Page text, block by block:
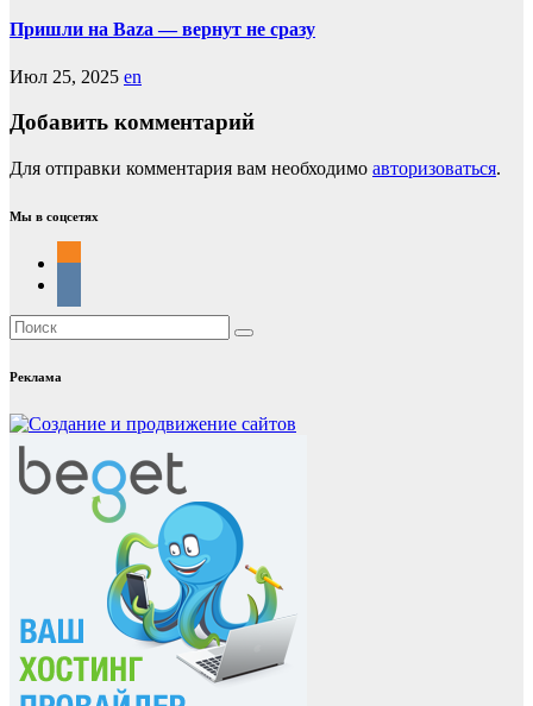
Пришли на Baza — вернут не сразу
Июл 25, 2025 en
Добавить комментарий
Для отправки комментария вам необходимо авторизоваться.
Мы в соцсетях
Реклама